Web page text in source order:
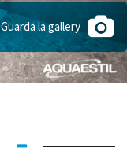
Guarda la gallery